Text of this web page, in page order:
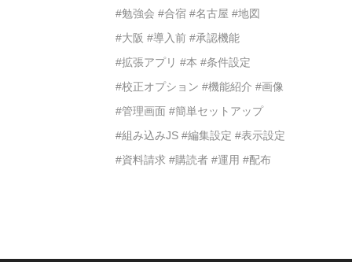
#勉強会 #合宿 #名古屋 #地図
#大阪 #導入前 #承認機能
#拡張アプリ #本 #条件設定
#校正オプション #機能紹介 #画像
#管理画面 #簡単セットアップ
#組み込みJS #編集設定 #表示設定
#資料請求 #購読者 #運用 #配布